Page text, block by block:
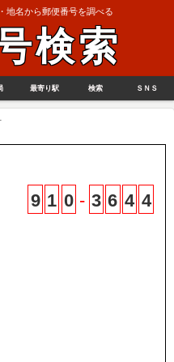
地名から郵便番号を調べる
検索
最寄り駅 検索 ＳＮＳ
9 1 0 - 3 6 4 4